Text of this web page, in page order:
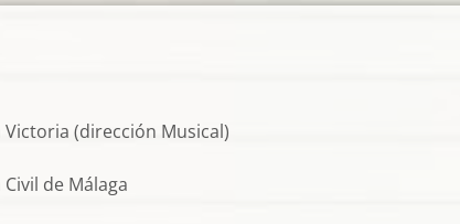
Victoria (dirección Musical)
de Málaga